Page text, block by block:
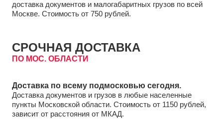
доставка документов и малогабаритных грузов по всей
Москве. Стоимость от 750 рублей.
СРОЧНАЯ ДОСТАВКА
ПО МОС. ОБЛАСТИ
Доставка по всему подмосковью сегодня.
Доставка документов и грузов в любые населенные
пункты Московской области. Стоимость от 1150 рублей,
зависит от расстояния от МКАД.